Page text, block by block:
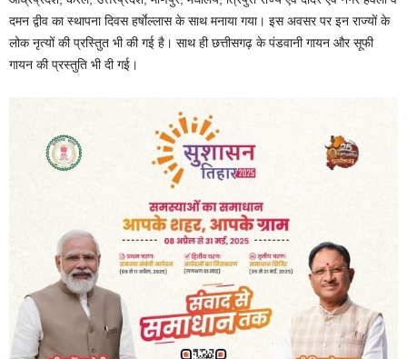
दमन द्वीव का स्थापना दिवस हर्षाेल्लास के साथ मनाया गया। इस अवसर पर इन राज्यों के
लोक नृत्यों की प्रस्तुित भी की गई है। साथ ही छत्तीसगढ़ के पंडवानी गायन और सूफी
गायन की प्रस्तुति भी दी गई।